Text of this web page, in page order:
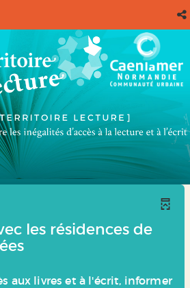
les résidences de
aux livres et à l'écrit, informer